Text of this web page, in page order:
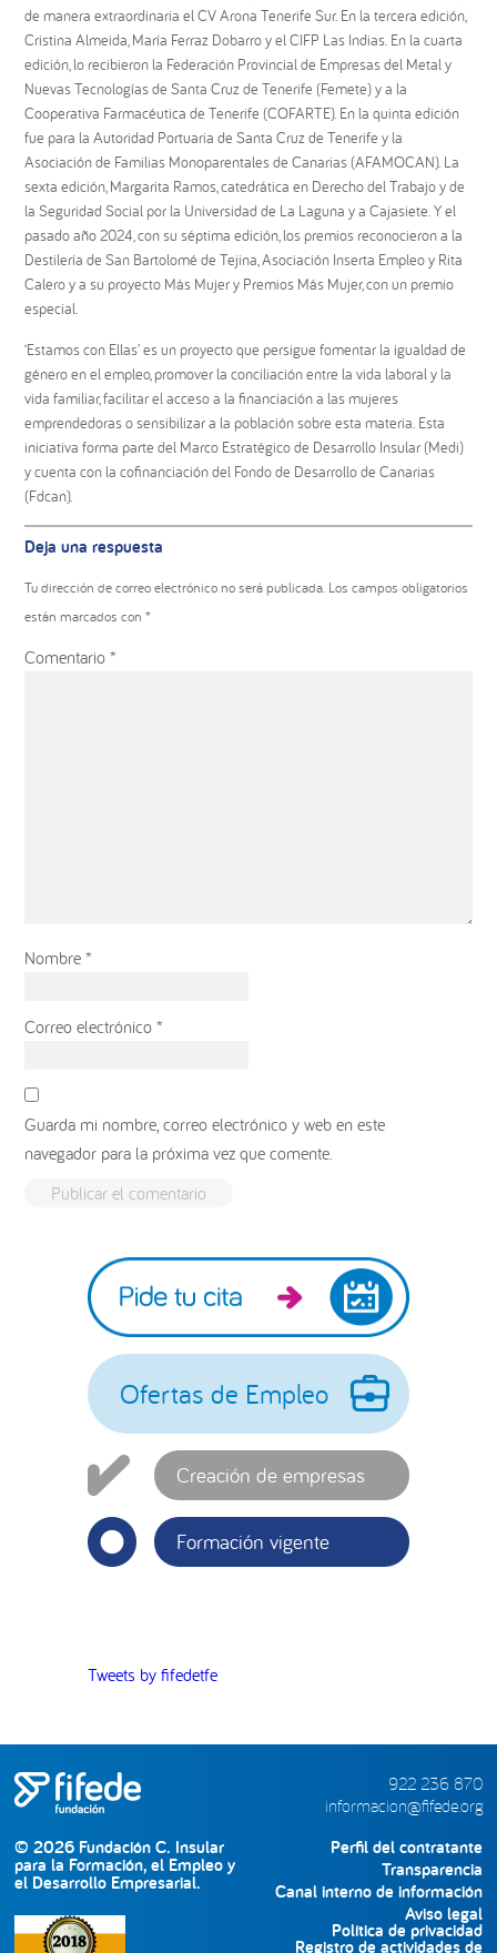
de manera extraordinaria el CV Arona Tenerife Sur. En la tercera edición,
Cristina Almeida, María Ferraz Dobarro y el CIFP Las Indias. En la cuarta
edición, lo recibieron la Federación Provincial de Empresas del Metal y
Nuevas Tecnologías de Santa Cruz de Tenerife (Femete) y a la
Cooperativa Farmacéutica de Tenerife (COFARTE). En la quinta edición
fue para la Autoridad Portuaria de Santa Cruz de Tenerife y la
Asociación de Familias Monoparentales de Canarias (AFAMOCAN). La
sexta edición, Margarita Ramos, catedrática en Derecho del Trabajo y de
la Seguridad Social por la Universidad de La Laguna y a Cajasiete. Y el
pasado año 2024, con su séptima edición, los premios reconocieron a la
Destilería de San Bartolomé de Tejina, Asociación Inserta Empleo y Rita
Calero y a su proyecto Más Mujer y Premios Más Mujer, con un premio
especial.
‘Estamos con Ellas’ es un proyecto que persigue fomentar la igualdad de
género en el empleo, promover la conciliación entre la vida laboral y la
vida familiar, facilitar el acceso a la financiación a las mujeres
emprendedoras o sensibilizar a la población sobre esta materia. Esta
iniciativa forma parte del Marco Estratégico de Desarrollo Insular (Medi)
y cuenta con la cofinanciación del Fondo de Desarrollo de Canarias
(Fdcan).
Interacciones
con
los
lectores
Deja una respuesta
Tu dirección de correo electrónico no será publicada. Los campos obligatorios
están marcados con*
Comentario*
Nombre*
Correo electrónico*
Guarda mi nombre, correo electrónico y web en este
navegador para la próxima vez que comente.
Barra
lateral
principal
Ofertas de Empleo
Creación de empresas
Formación vigente
Tweets by fifedetfe
© 2026 Fundación C. Insular
para la Formación, el Empleo y
el Desarrollo Empresarial.
922 236 870
informacion@fifede.org
Perfil del contratante
Transparencia
Canal interno de información
Aviso legal
Política de privacidad
Registro de actividades de